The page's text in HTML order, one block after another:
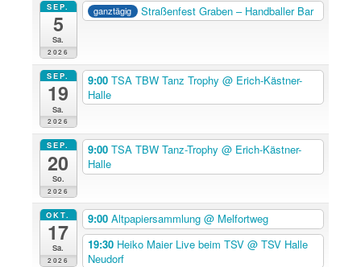
SEP.
5
Sa.
2026
ganztägig Straßenfest Graben – Handballer Bar
SEP.
19
Sa.
2026
9:00 TSA TBW Tanz Trophy @ Erich-Kästner-
Halle
SEP.
20
So.
2026
9:00 TSA TBW Tanz-Trophy @ Erich-Kästner-
Halle
OKT.
17
Sa.
2026
9:00 Altpapiersammlung @ Melfortweg
19:30 Heiko Maier Live beim TSV @ TSV Halle
Neudorf